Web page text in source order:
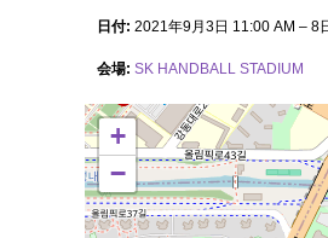
日付: 2021年9月3日 11:00 AM – 8
会場: SK HANDBALL STADIUM
+
−